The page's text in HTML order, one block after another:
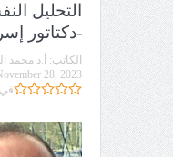
التحليل
-دكتاتور
الكاتب: أ.د محمد
28, 2023